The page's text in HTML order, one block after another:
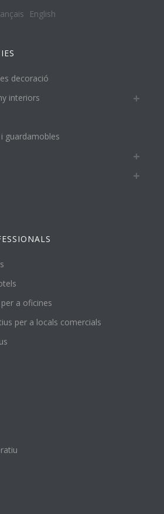
English
decoració
interiors
guardamobles
a oficines
per a locals comercials